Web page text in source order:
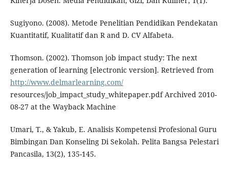
Sugiyono. (2008). Metode Penelitian Pendidikan Pendekatan
Kuantitatif, Kualitatif dan R and D. CV Alfabeta.
Thomson. (2002). Thomson job impact study: The next
generation of learning [electronic version]. Retrieved from
http://www.delmarlearning.com/
resources/job_impact_study_whitepaper.pdf Archived 2010-
08-27 at the Wayback Machine
Umari, T., & Yakub, E. Analisis Kompetensi Profesional Guru
Bimbingan Dan Konseling Di Sekolah. Pelita Bangsa Pelestari
Pancasila, 13(2), 135-145.